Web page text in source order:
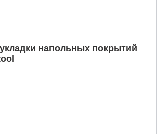
напольных покрытий